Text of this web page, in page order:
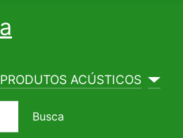
PRODUTOS ACÚSTICOS
Busca